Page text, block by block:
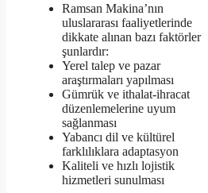
Ramsan Makina’nın
uluslararası faaliyetlerinde
dikkate alınan bazı faktörler
şunlardır:
Yerel talep ve pazar
araştırmaları yapılması
Gümrük ve ithalat-ihracat
düzenlemelerine uyum
sağlanması
Yabancı dil ve kültürel
farklılıklara adaptasyon
Kaliteli ve hızlı lojistik
hizmetleri sunulması